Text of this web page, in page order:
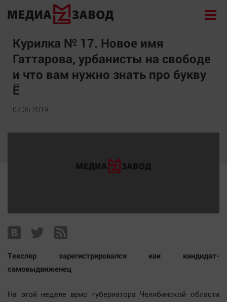
Новости
Экономика
Происшествия
Общество
Политика
Архив
Наша победа
Происшествия
Курилка № 17. Новое имя
Гаттарова, урбанисты на свободе
и что вам нужно знать про букву
Ё
07.06.2019
Текслер зарегистрировался как кандидат-
самовыдвиженец
На этой неделе врио губернатора Челябинской области